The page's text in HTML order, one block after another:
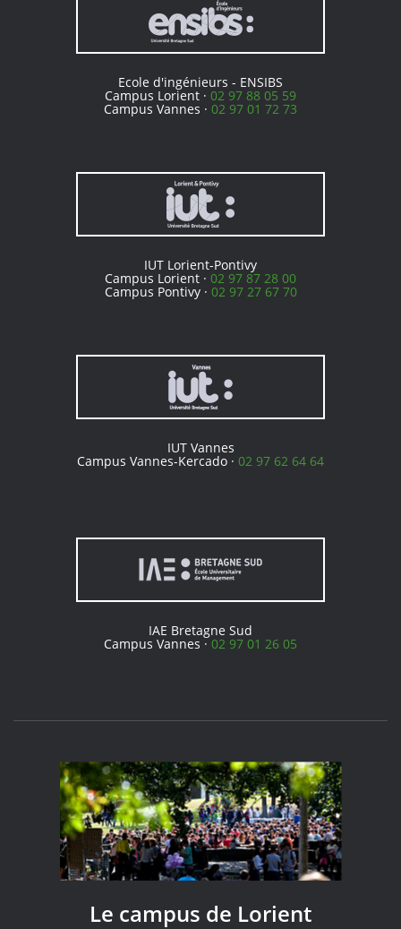
Ecole d'ingénieurs - ENSIBS
Campus Lorient · 02 97 88 05 59
Campus Vannes · 02 97 01 72 73
IUT Lorient-Pontivy
Campus Lorient · 02 97 87 28 00
Campus Pontivy · 02 97 27 67 70
IUT Vannes
Campus Vannes-Kercado · 02 97 62 64 64
IAE Bretagne Sud
Campus Vannes ·02 97 01 26 05
Le campus de Lorient